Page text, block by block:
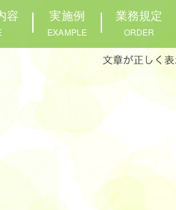
容 実施例
EXAMPLE
業務規定
ORDER